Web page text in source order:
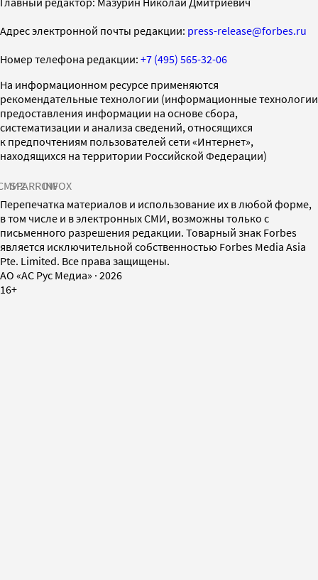
Адрес электронной почты редакции: press-release@forbes.ru
Номер телефона редакции: +7 (495) 565-32-06
На информационном ресурсе применяются
рекомендательные технологии (информационные технологии
предоставления информации на основе сбора,
систематизации и анализа сведений, относящихся
к предпочтениям пользователей сети «Интернет»,
находящихся на территории Российской Федерации)
SPARROWINFOX
Перепечатка материалов и использование их в любой форме,
в том числе и в электронных СМИ, возможны только с
письменного разрешения редакции. Товарный знак Forbes
является исключительной собственностью Forbes Media Asia
Pte. Limited. Все права защищены.
AO «АС Рус Медиа» · 2026
16+